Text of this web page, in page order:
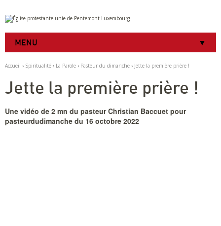
Aller
au
contenu.
à
navigation
Outils
personnels
MENU
Accueil › Spiritualité › La Parole › Pasteur du dimanche › Jette la première prière !
Jette la première prière !
Une vidéo de 2 mn du pasteur Christian Baccuet pour
pasteurdudimanche du 16 octobre 2022